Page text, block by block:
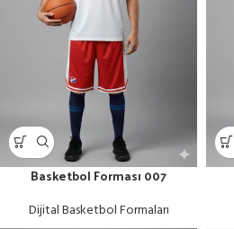
Basketbol Forması 007
Dijital Basketbol Formaları